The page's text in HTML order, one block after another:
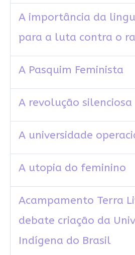
A importância da
para a luta contra o
A Pasquim Feminista
A revolução silenciosa
A universidade
A utopia do feminino
Acampamento Terra
debate criação da
Indígena do Brasil